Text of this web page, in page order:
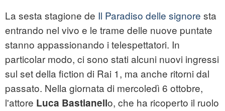
La sesta stagione de Il Paradiso delle signore sta
entrando nel vivo e le trame delle nuove puntate
stanno appassionando i telespettatori. In
particolar modo, ci sono stati alcuni nuovi ingressi
sul set della fiction di Rai 1, ma anche ritorni dal
passato. Nella giornata di mercoledì 6 ottobre,
l'attore Luca Bastianello, che ha ricoperto il ruolo